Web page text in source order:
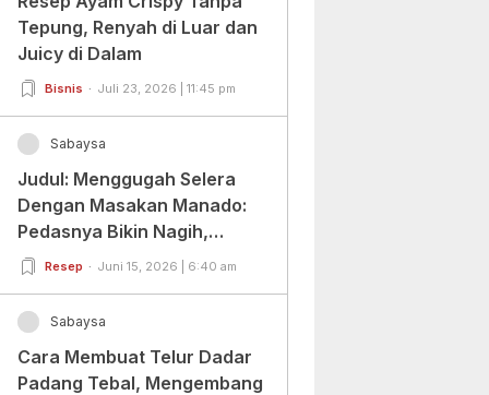
Tepung, Renyah di Luar dan
Juicy di Dalam
Bisnis Juli 23, 2026 | 11:45 pm
Sabaysa
Judul: Menggugah Selera
Dengan Masakan Manado:
Pedasnya Bikin Nagih,
Ragamnya Bikin Ketagihan!
Resep Juni 15, 2026 | 6:40 am
Sabaysa
Cara Membuat Telur Dadar
Padang Tebal, Mengembang